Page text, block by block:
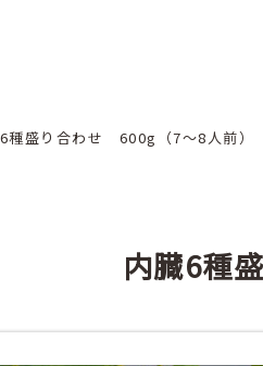
種盛り合わせ 600g（7〜8人前）
内臓6種